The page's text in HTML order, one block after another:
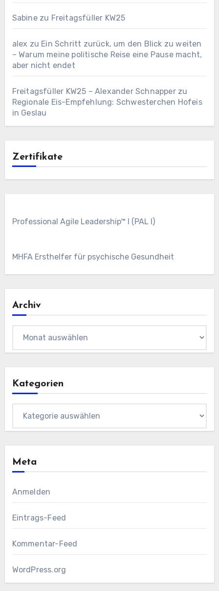
Sabinezu Freitagsfüller KW25
alex zu Ein Schritt zurück, um den Blick zu weiten
– Warum meine politische Reise eine Pause macht,
aber nicht endet
Freitagsfüller KW25 – Alexander Schnapperzu
Regionale Eis-Empfehlung: Schwesterchen Hofeis
in Geslau
Zertifikate
Professional Agile Leadership™ I (PAL I)
MHFA Ersthelfer für psychische Gesundheit
Archiv
Kategorien
Meta
Anmelden
Eintrags-Feed
Kommentar-Feed
WordPress.org